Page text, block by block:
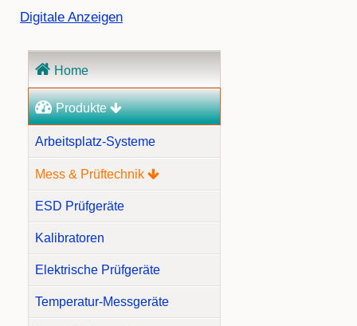
Digitale Anzeigen
überspringen
Home
Produkte
Arbeitsplatz-Systeme
Mess & Prüftechnik
ESD Prüfgeräte
Kalibratoren
Elektrische Prüfgeräte
Temperatur-Messgeräte